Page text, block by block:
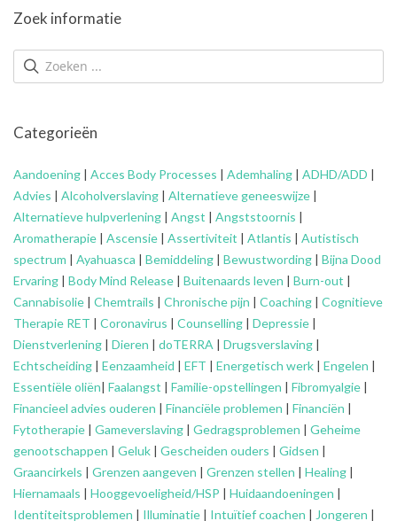
Zoek informatie
Categorieën
Aandoening | Acces Body Processes | Ademhaling | ADHD/ADD |
Advies | Alcoholverslaving | Alternatieve geneeswijze |
Alternatieve hulpverlening | Angst | Angststoornis |
Aromatherapie | Ascensie | Assertiviteit | Atlantis | Autistisch
spectrum | Ayahuasca | Bemiddeling | Bewustwording | Bijna Dood
Ervaring | Body Mind Release | Buitenaards leven | Burn-out |
Cannabisolie | Chemtrails | Chronische pijn | Coaching | Cognitieve
Therapie RET | Coronavirus | Counselling | Depressie |
Dienstverlening | Dieren | doTERRA | Drugsverslaving |
Echtscheiding | Eenzaamheid | EFT | Energetisch werk | Engelen |
Essentiële oliën| Faalangst | Familie-opstellingen | Fibromyalgie |
Financieel advies ouderen | Financiële problemen | Financiën |
Fytotherapie | Gameverslaving | Gedragsproblemen | Geheime
genootschappen | Geluk | Gescheiden ouders | Gidsen |
Graancirkels | Grenzen aangeven | Grenzen stellen | Healing |
Hiernamaals | Hooggevoeligheid/HSP | Huidaandoeningen |
Identiteitsproblemen | Illuminatie | Intuïtief coachen | Jongeren |